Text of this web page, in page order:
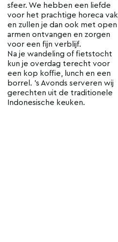
sfeer. We hebben een liefde
voor het prachtige horeca vak
en zullen je dan ook met open
armen ontvangen en zorgen
voor een fijn verblijf.
Na je wandeling of fietstocht
kun je overdag terecht voor
een kop koffie, lunch en een
borrel. ’s Avonds serveren wij
gerechten uit de traditionele
Indonesische keuken.